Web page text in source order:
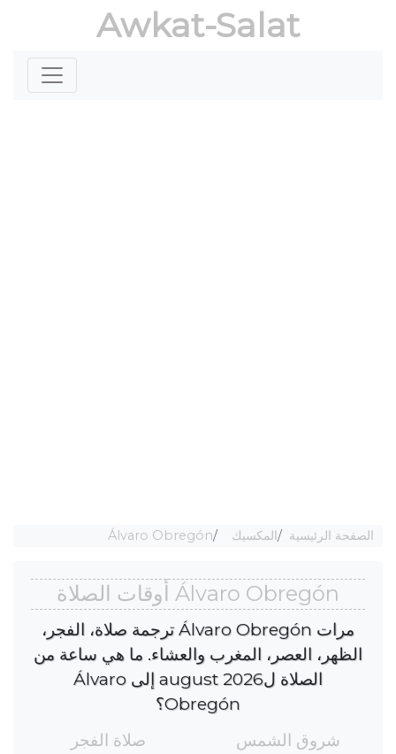
Awkat-Salat
الصفحة الرئيسية المكسيك Álvaro Obregón
Álvaro Obregón أوقات الصلاة
مرات Álvaro Obregón ترجمة صلاة، الفجر،
الظهر، العصر، المغرب والعشاء. ما هي ساعة من
الصلاة لaugust 2026 إلى Álvaro
Obregón؟
شروق الشمس
صلاة الفجر